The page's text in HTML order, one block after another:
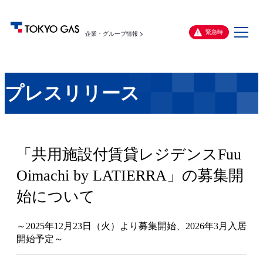
企業・グループ情報 緊急時
メ
プレスリリース
「共用施設付賃貸レジデンスFuu
Oimachi by LATIERRA」の募集開
始について
～2025年12月23日（火）より募集開始、2026年3月入居
開始予定～